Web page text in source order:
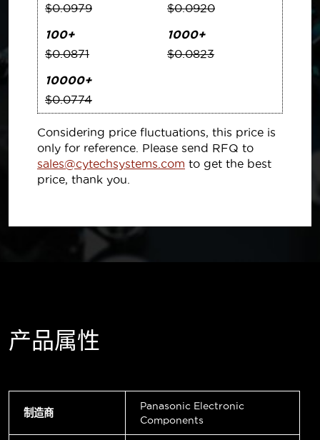
$0.0979
$0.0920
100+
$0.0871
1000+
$0.0823
10000+
$0.0774
Considering price fluctuations, this price is
only for reference. Please send RFQ to
sales@cytechsystems.com to get the best
price, thank you.
产品属性
制造商
Panasonic Electronic
Components